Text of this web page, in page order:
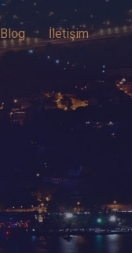
Blog İletişim